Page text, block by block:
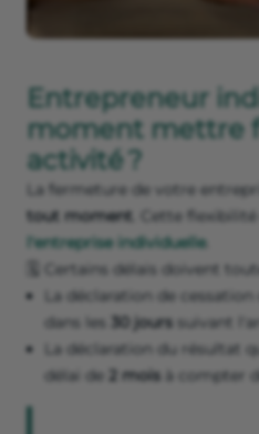
Entrepreneur
moment mettre
activité ?
La fermeture de votre
tout moment . Cette
l'entreprise individuelle.
🗓️ Certains délais doivent
La déclaration de
dans les 30 jours suivant
La déclaration du résultat
délai de 2 mois à compter